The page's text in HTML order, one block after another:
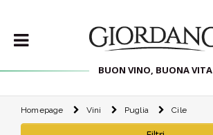
BUON VINO, BUONA VITA
VINI
Homepage Vini Puglia Cile